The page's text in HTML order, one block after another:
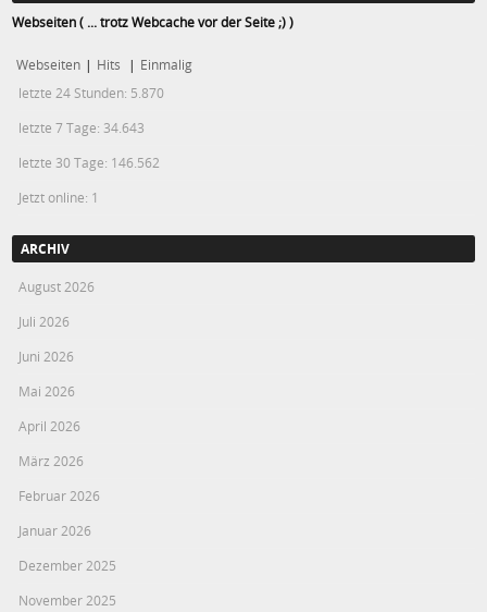
Webseiten ( ... trotz Webcache vor der Seite ;) )
Webseiten | Hits | Einmalig
letzte 24 Stunden: 5.870
letzte 7 Tage: 34.643
letzte 30 Tage: 146.562
Jetzt online: 1
ARCHIV
August 2026
Juli 2026
Juni 2026
Mai 2026
April 2026
März 2026
Februar 2026
Januar 2026
Dezember 2025
November 2025